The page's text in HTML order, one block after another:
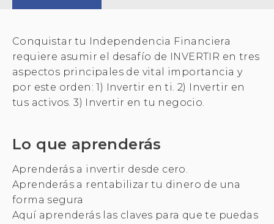
Conquistar tu Independencia Financiera
requiere asumir el desafío de INVERTIR en tres
aspectos principales de vital importancia y
por este orden: 1) Invertir en ti. 2) Invertir en
tus activos. 3) Invertir en tu negocio.
Lo que aprenderás
Aprenderás a invertir desde cero.
Aprenderás a rentabilizar tu dinero de una
forma segura
Aquí aprenderás las claves para que te puedas